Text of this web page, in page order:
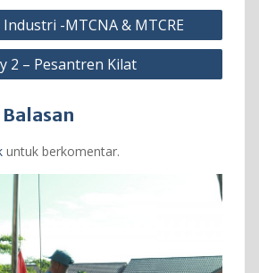
-MTCNA & MTCRE
2 – Pesantren Kilat
untuk berkomentar.